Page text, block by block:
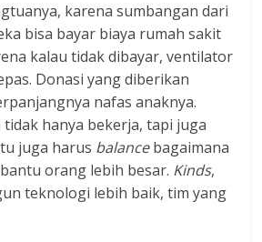
karena sumbangan dari
bisa bayar biaya rumah sakit
kalau tidak dibayar, ventilator
Donasi yang diberikan
nafas anaknya.
hanya bekerja, tapi juga
juga harus balancebagaimana
orang lebih besar. Kinds,
teknologi lebih baik, tim yang